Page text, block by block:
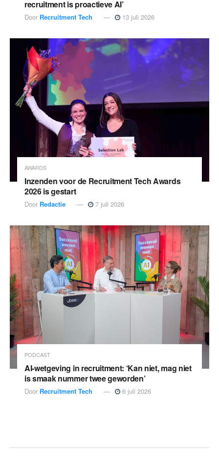
recruitment is proactieve AI’
Door Recruitment Tech 13 juli 2026
AWARDS
Inzenden voor de Recruitment Tech Awards
2026 is gestart
Door Redactie 7 juli 2026
PODCAST
AI-wetgeving in recruitment: ‘Kan niet, mag niet
is smaak nummer twee geworden’
Door Recruitment Tech 6 juli 2026